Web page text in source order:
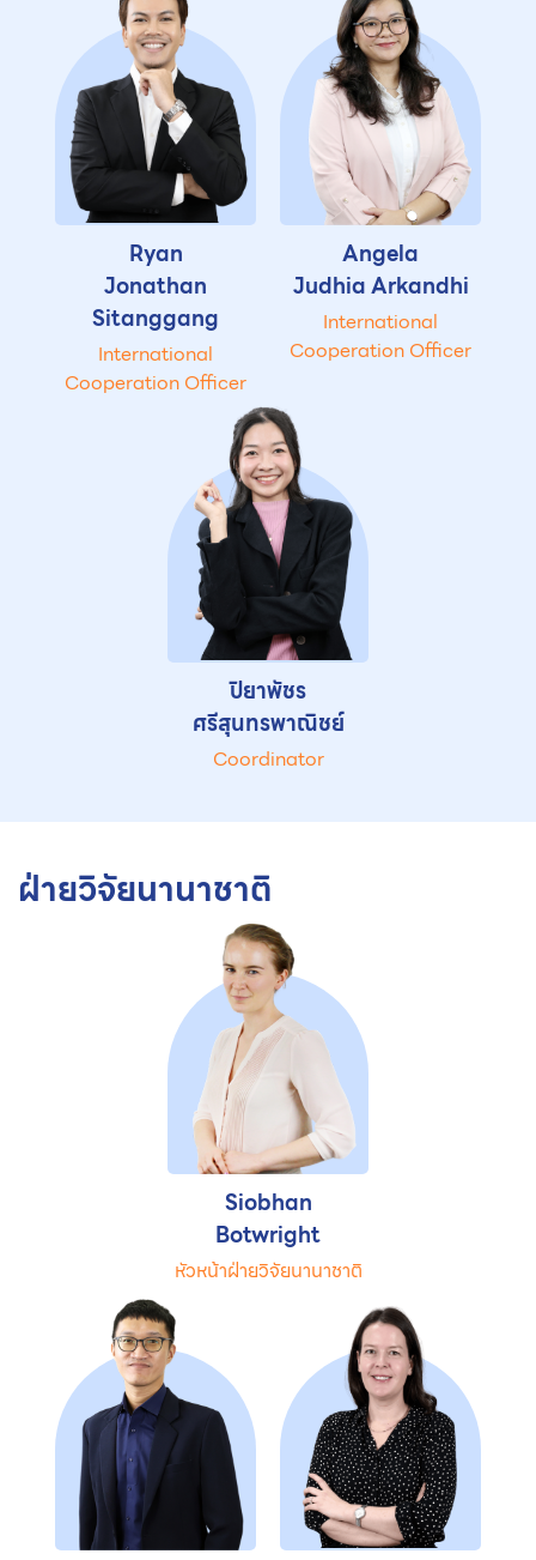
Ryan
Jonathan
Sitanggang
International
Cooperation Officer
Angela
Judhia Arkandhi
International
Cooperation Officer
ปิยาพัชร
ศรีสุนทรพาณิชย์
Coordinator
ฝ่ายวิจัยนานาชาติ
Siobhan
Botwright
หัวหน้าฝ่ายวิจัยนานาชาติ